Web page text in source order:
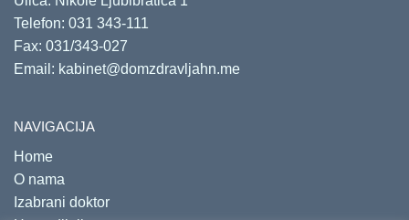
Telefon: 031 343-111
Fax: 031/343-027
Email: kabinet@domzdravljahn.me
NAVIGACIJA
Home
O nama
Izabrani doktor